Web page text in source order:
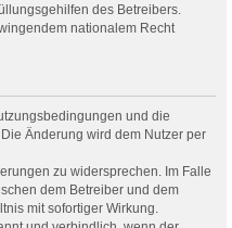
des Betreibers.
nationalem Recht
und die
Änderung wird dem Nutzer per
zu widersprechen. Im Falle
dem Betreiber und dem
mit sofortiger Wirkung.